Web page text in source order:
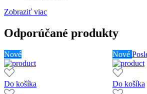
Zobraziť viac
Odporúčané produkty
Nové
Do košíka
Nové
Do košíka